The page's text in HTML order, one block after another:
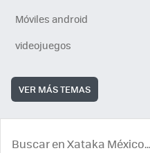
Móviles android
videojuegos
VER MÁS TEMAS